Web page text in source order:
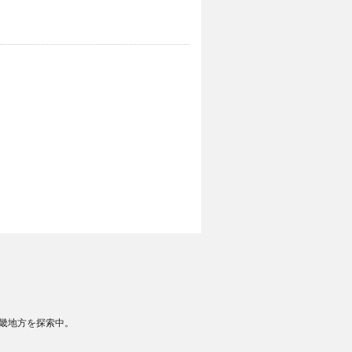
方を探索中。